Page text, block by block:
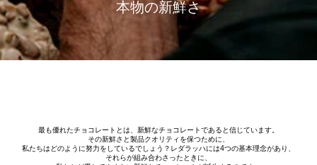
本物の新鮮さ
最も優れたチョコレートとは、新鮮なチョコレートであると信じています。
その新鮮さと製品クオリティを保つために、
私たちはどのように努力をしているでしょう？レダラッハには4つの基本理念があり、
それらが組み合わさったときに、